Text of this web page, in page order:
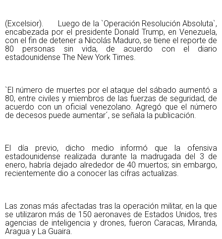
(Excelsior). Luego de la `Operación Resolución Absoluta`,
encabezada por el presidente Donald Trump, en Venezuela,
con el fin de detener a Nicolás Maduro, se tiene el reporte de
80 personas sin vida, de acuerdo con el diario
estadounidense The New York Times.
`El número de muertes por el ataque del sábado aumentó a
80, entre civiles y miembros de las fuerzas de seguridad, de
acuerdo con un oficial venezolano. Agregó que el número
de decesos puede aumentar´, se señala la publicación.
El día previo, dicho medio informó que la ofensiva
estadounidense realizada durante la madrugada del 3 de
enero, habría dejado alrededor de 40 muertos; sin embargo,
recientemente dio a conocer las cifras actualizas.
Las zonas más afectadas tras la operación militar, en la que
se utilizaron más de 150 aeronaves de Estados Unidos, tres
agencias de inteligencia y drones, fueron Caracas, Miranda,
Aragua y La Guaira.